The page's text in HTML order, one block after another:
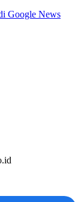
Google News